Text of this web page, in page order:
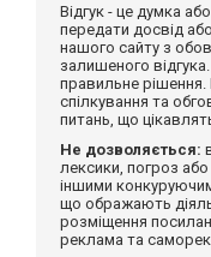
Відгук - це думка
передати досвід
нашого сайту з
залишеного
правильне рішення.
спілкування та
питань, що
Не дозволяється:
лексики, погроз
іншими
що ображають
розміщення
реклама та